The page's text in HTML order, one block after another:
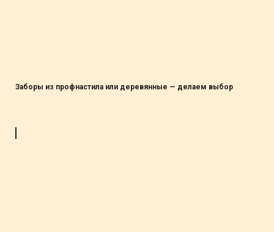
Заборы из профнастила или деревянные — делаем выбор